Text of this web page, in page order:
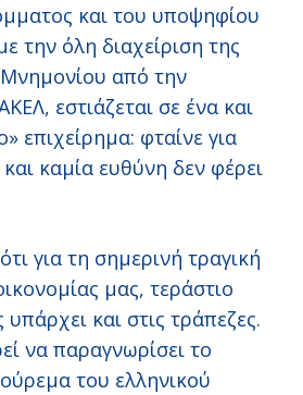
και του υποψηφίου
την όλη διαχείριση της
από την
εστιάζεται σε ένα και
επιχείρημα: φταίνε για
καμία ευθύνη δεν φέρει
για τη σημερινή τραγική
μας, τεράστιο
υπάρχει και στις τράπεζες.
να παραγνωρίσει το
του ελληνικού